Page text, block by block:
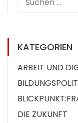
KATEGORIEN
ARBEIT UND
DIE ZUKUNFT